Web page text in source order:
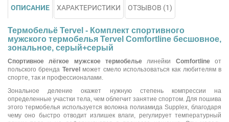
ОПИСАНИЕ ХАРАКТЕРИСТИКИ ОТЗЫВОВ (1)
Термобельё Tervel - Комплект спортивного
мужского термобелья Tervel Comfortline бесшовное,
зональное, серый+серый
Спортивное лёгкое мужское термобелье линейки Comfortlineот
польского бренда Tervelможет смело использоваться как любителям в
спорте, так и профессионалами.
Зональное деление окажет нужную степень компрессии на
определенные участки тела, чем облегчит занятие спортом. Для пошива
этого термобелья используется волокна полиамида Supplex, благодаря
чему оно быстро отводит излишек влаги, регулирует температурный